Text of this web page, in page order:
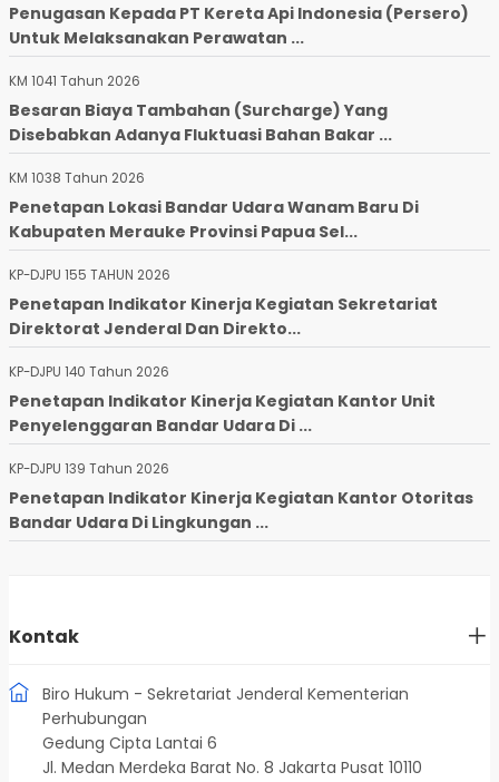
Penugasan Kepada PT Kereta Api Indonesia (Persero)
Untuk Melaksanakan Perawatan ...
KM 1041 Tahun 2026
Besaran Biaya Tambahan (Surcharge) Yang
Disebabkan Adanya Fluktuasi Bahan Bakar ...
KM 1038 Tahun 2026
Penetapan Lokasi Bandar Udara Wanam Baru Di
Kabupaten Merauke Provinsi Papua Sel...
KP-DJPU 155 TAHUN 2026
Penetapan Indikator Kinerja Kegiatan Sekretariat
Direktorat Jenderal Dan Direkto...
KP-DJPU 140 Tahun 2026
Penetapan Indikator Kinerja Kegiatan Kantor Unit
Penyelenggaran Bandar Udara Di ...
KP-DJPU 139 Tahun 2026
Penetapan Indikator Kinerja Kegiatan Kantor Otoritas
Bandar Udara Di Lingkungan ...
Kontak
Biro Hukum - Sekretariat Jenderal Kementerian
Perhubungan
Gedung Cipta Lantai 6
Jl. Medan Merdeka Barat No. 8 Jakarta Pusat 10110